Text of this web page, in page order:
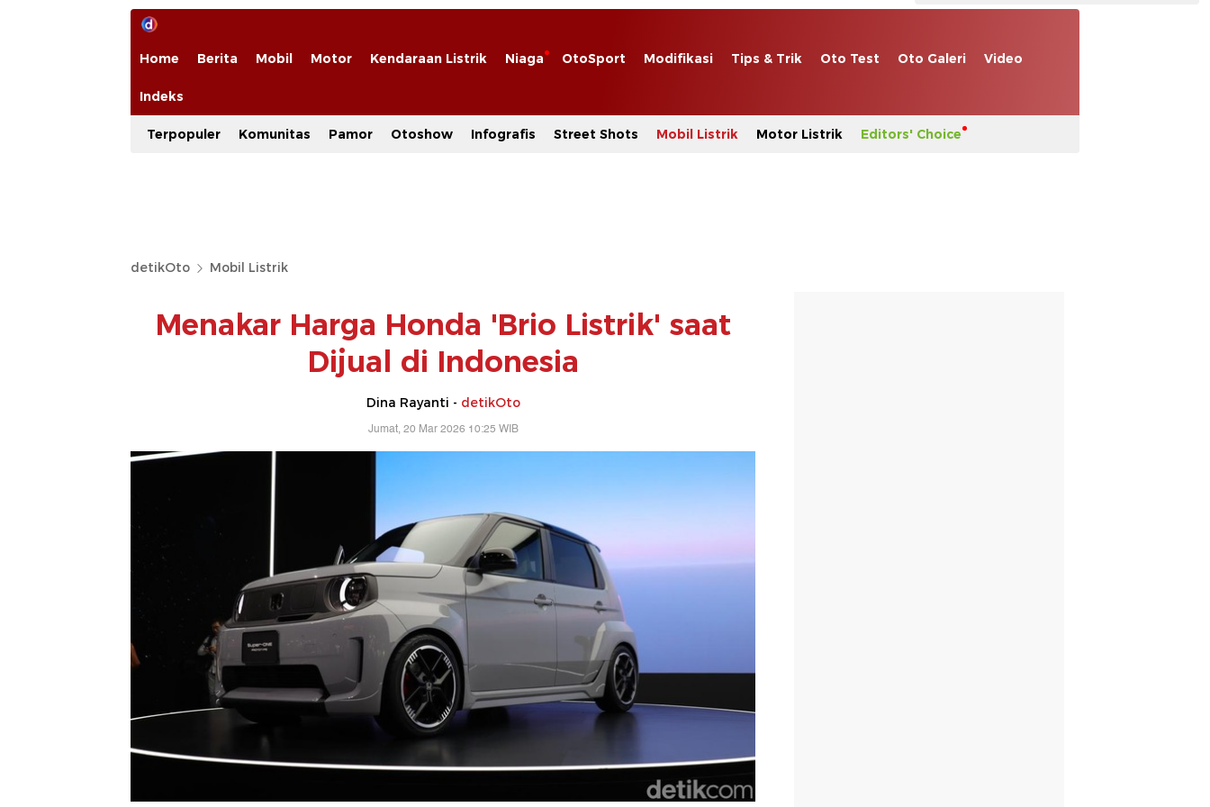
Home Berita Mobil Motor Kendaraan Listrik Niaga OtoSport Modifikasi Tips & Trik Oto Test Oto Galeri Video
Indeks
Terpopuler Komunitas Pamor Otoshow Infografis Street Shots Mobil Listrik Motor Listrik Editors' Choice
detikOto Mobil Listrik
Menakar Harga Honda 'Brio Listrik' saat
Dijual di Indonesia
Dina Rayanti - detikOto
Jumat, 20 Mar 2026 10:25 WIB